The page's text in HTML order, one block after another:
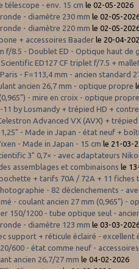
télescope - env. 15 cm le 02-05-2026
- diamètre 230 mm le 02-05-
- diamètre 220 mm le 02-05-
+ accessoires Baader le 20-04-
f/8.5 - Doublet ED - Optique haut de
ED127 CF triplet f/7.5 +
- F=113,4 mm - ancien standard
ancien 26,7 mm - optique propre
- mire en croix - optique propre
by Losmandy + trépied HD +
Advanced VX (AVX) +
- Made in Japan - état neuf +
- Made in Japan - 15 cm le 21-03-
3" 0,7× - avec adaptateurs
assemblages et combinaisons le
+ tarifs 70A / 72A + 11 fiches
- 82 déclenchements -
- coulant ancien 27 mm (0,965") -
150/1200 - tube optique seul -
- diamètre 123 mm le 03-03-
support + réticule éclairé - excellent
600 - état comme neuf - accessoires
ancien 26,7/27 mm le 04-02-2026